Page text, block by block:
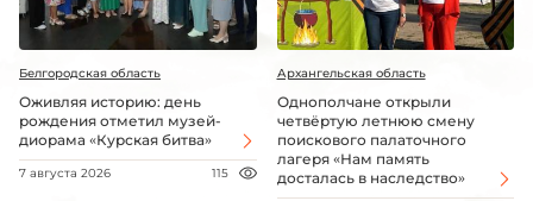
Белгородская область
Оживляя историю: день
рождения отметил музей-
диорама «Курская битва»
7 августа 2026 115
Архангельская область
Однополчане открыли
четвёртую летнюю смену
поискового палаточного
лагеря «Нам память
досталась в наследство»